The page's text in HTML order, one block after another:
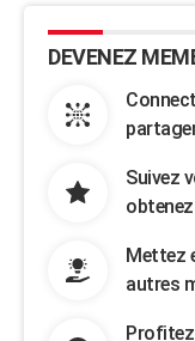
DEVENEZ
Suivez
Mettez
autres